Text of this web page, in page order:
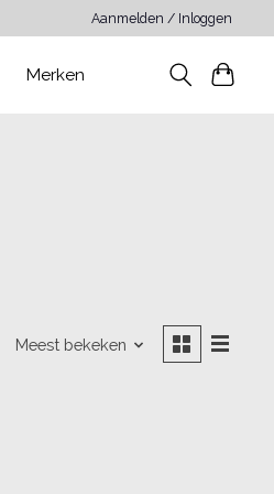
Aanmelden / Inloggen
Merken
Meest bekeken